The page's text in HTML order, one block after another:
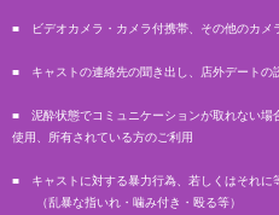
■ ビデオカメラ・カメラ付携帯、その他のカメ
■ キャストの連絡先の聞き出し、店外デートの
■ 泥酔状態でコミュニケーションが取れない場
使用、所有されている方のご利用
■ キャストに対する暴力行為、若しくはそれに
（乱暴な指いれ・噛み付き・殴る等）